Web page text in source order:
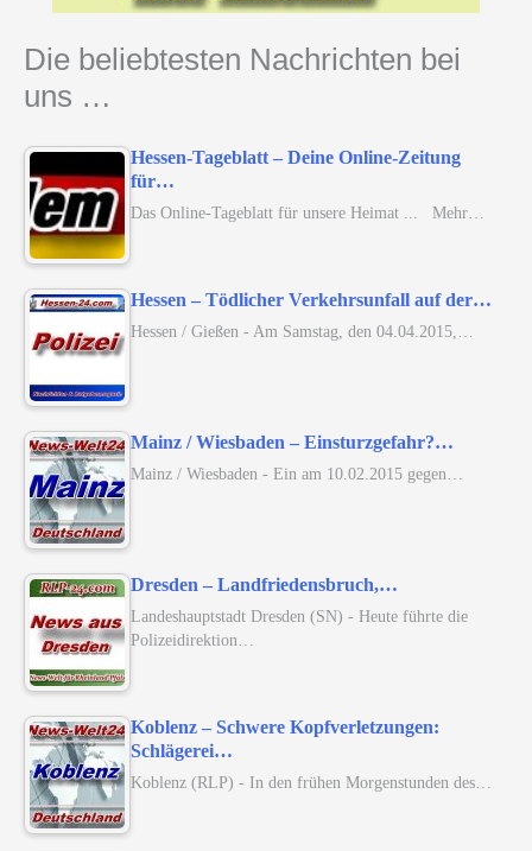
Die beliebtesten Nachrichten bei
uns …
Hessen-Tageblatt – Deine Online-Zeitung
für…
Das Online-Tageblatt für unsere Heimat ... Mehr…
Hessen – Tödlicher Verkehrsunfall auf der…
Hessen / Gießen - Am Samstag, den 04.04.2015,…
Mainz / Wiesbaden – Einsturzgefahr?…
Mainz / Wiesbaden - Ein am 10.02.2015 gegen…
Dresden – Landfriedensbruch,…
Landeshauptstadt Dresden (SN) - Heute führte die
Polizeidirektion…
Koblenz – Schwere Kopfverletzungen:
Schlägerei…
Koblenz (RLP) - In den frühen Morgenstunden des…